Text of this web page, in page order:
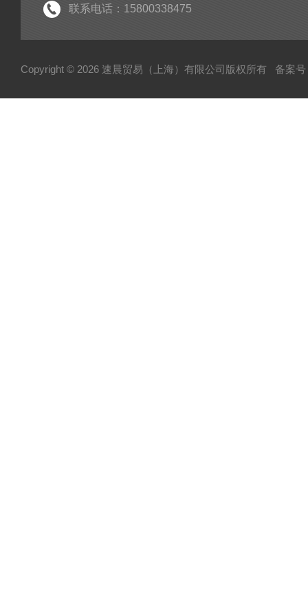
联系电话：15800338475
Copyright © 2026 速晨贸易（上海）有限公司版权所有 备案号